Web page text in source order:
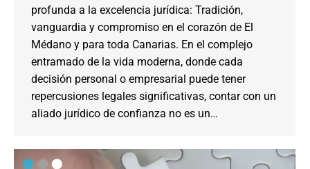
profunda a la excelencia jurídica: Tradición,
vanguardia y compromiso en el corazón de El
Médano y para toda Canarias. En el complejo
entramado de la vida moderna, donde cada
decisión personal o empresarial puede tener
repercusiones legales significativas, contar con un
aliado jurídico de confianza no es un…